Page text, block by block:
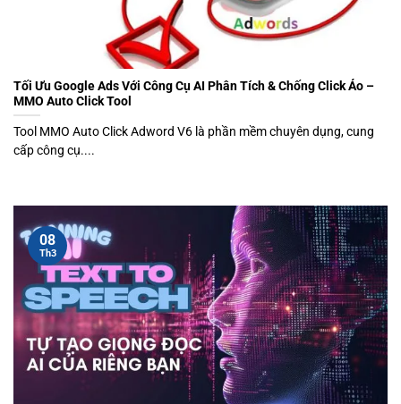
Tối Ưu Google Ads Với Công Cụ AI Phân Tích & Chống Click Ảo –
MMO Auto Click Tool
Tool MMO Auto Click Adword V6 là phần mềm chuyên dụng, cung
cấp công cụ....
08
Th3